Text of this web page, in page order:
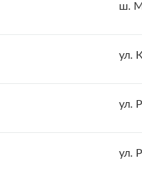
ш.
ул.
ул.
ул.